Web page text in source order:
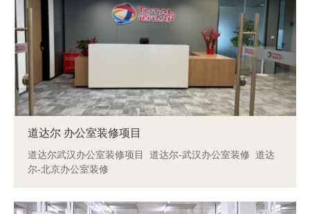
道达尔 办公室装修项目
道达尔武汉办公室装修项目 道达尔-武汉办公室装修 道达
尔-北京办公室装修